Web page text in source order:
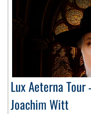
Lux Aeterna
Joachim Witt